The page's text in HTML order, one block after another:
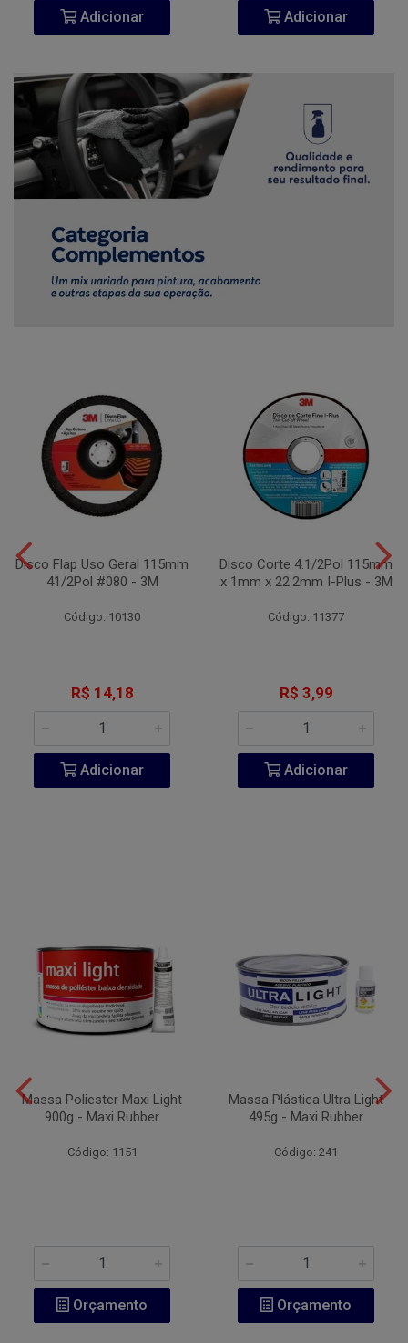
Adicionar Adicionar
Disco Flap Uso Geral 115mm
41/2Pol #080 - 3M
Código: 10130
R$ 14,18
Adicionar
Disco Corte 4.1/2Pol 115mm
x 1mm x 22.2mm I-Plus - 3M
Código: 11377
R$ 3,99
Adicionar
Massa Poliester Maxi Light
900g - Maxi Rubber
Código: 1151
Orçamento
Massa Plástica Ultra Light
495g - Maxi Rubber
Código: 241
Orçamento